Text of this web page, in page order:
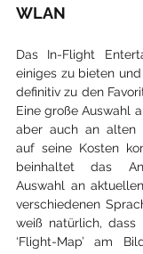
WLAN
Das In-Flight
einiges zu bieten
definitiv zu den
Eine große Auswahl
aber auch an alten
auf seine Kosten
beinhaltet das
Auswahl an
verschiedenen
weiß natürlich,
‘Flight-Map’ am